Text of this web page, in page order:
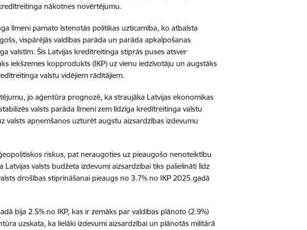
nākotnes novērtējumu.
līmeni pamato īstenotās politikas uzticamība, ko atbalsta
vispārējās valdības parāda un parāda apkalpošanas
valstīm. Šīs Latvijas kredītreitinga stiprās puses atsver
iekšzemes kopprodukts (IKP) uz vienu iedzīvotāju un augstāks
valstu vidējiem rādītājiem.
jo aģentūra prognozē, ka straujāka Latvijas ekonomikas
valsts parāda līmeni zem līdzīga kredītreitinga valstu
valsts apņemšanos uzturēt augstu aizsardzības izdevumu
riskus, pat neraugoties uz pieaugošo nenoteiktību
valsts budžeta izdevumi aizsardzībai tiks palielināti līdz
drošības stiprināšanai pieaugs no 3.7% no IKP 2025.gadā
bija 2.5% no IKP, kas ir zemāks par valdības plānoto (2.9%)
uzskata, ka lielāki izdevumi aizsardzībai un plānotās militārā